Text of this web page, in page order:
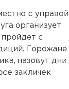
с управой
организует
с
Горожане
назовут дни
закличек